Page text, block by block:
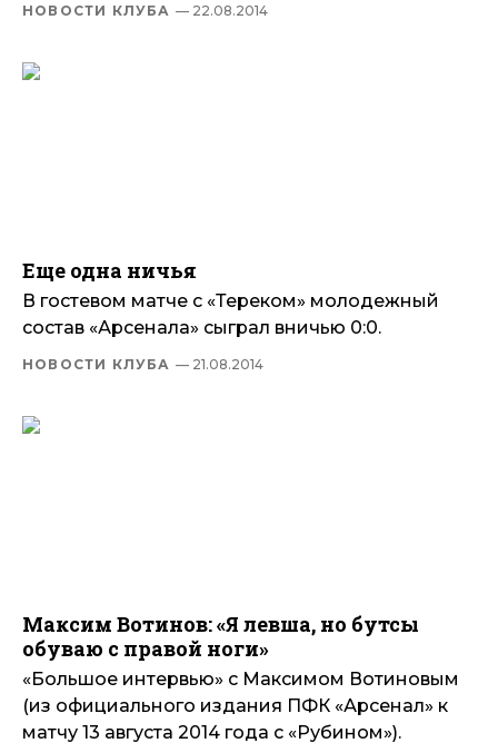
НОВОСТИ КЛУБА — 22.08.2014
Еще одна ничья
В гостевом матче с «Тереком» молодежный
состав «Арсенала» сыграл вничью 0:0.
НОВОСТИ КЛУБА — 21.08.2014
Максим Вотинов: «Я левша, но бутсы
обуваю с правой ноги»
«Большое интервью» с Максимом Вотиновым
(из официального издания ПФК «Арсенал» к
матчу 13 августа 2014 года с «Рубином»).